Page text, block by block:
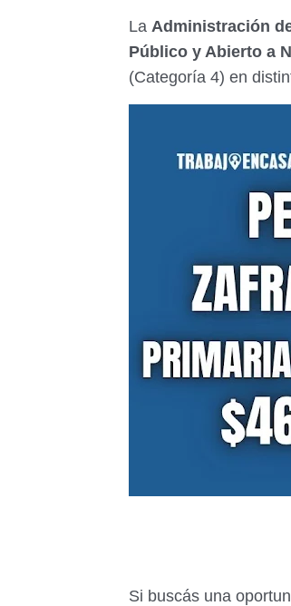
La Administración
Público y Abierto a
(Categoría 4) en
Si buscás una